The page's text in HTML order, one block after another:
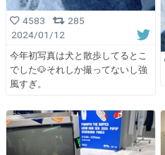
4583
285
2024/01/12
今年初写真は犬と散歩してるとこ
でした🐶それしか撮ってないし強
風すぎ。